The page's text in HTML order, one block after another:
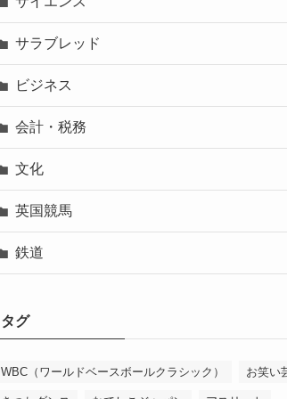
サラブレッド
ビジネス
会計・税務
文化
英国競馬
鉄道
タグ
WBC（ワールドベースボールクラシック） お笑い